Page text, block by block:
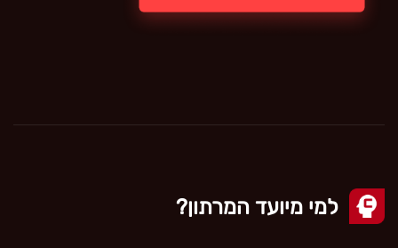
למי מיועד המרתון?